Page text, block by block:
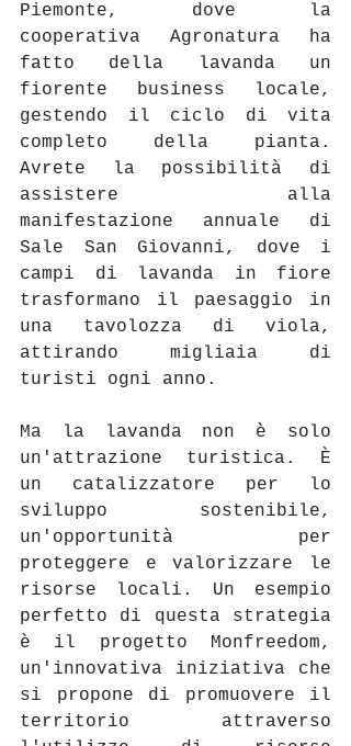
Piemonte, dove la
cooperativa Agronatura ha
fatto della lavanda un
fiorente business locale,
gestendo il ciclo di vita
completo della pianta.
Avrete la possibilità di
assistere alla
manifestazione annuale di
Sale San Giovanni, dove i
campi di lavanda in fiore
trasformano il paesaggio in
una tavolozza di viola,
attirando migliaia di
turisti ogni anno.
Ma la lavanda non è solo
un'attrazione turistica. È
un catalizzatore per lo
sviluppo sostenibile,
un'opportunità per
proteggere e valorizzare le
risorse locali. Un esempio
perfetto di questa strategia
è il progetto Monfreedom,
un'innovativa iniziativa che
si propone di promuovere il
territorio attraverso